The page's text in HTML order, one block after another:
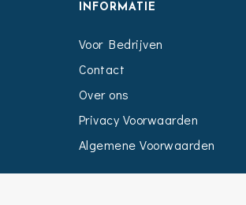
INFORMATIE
Voor Bedrijven
Contact
Over ons
Privacy Voorwaarden
Algemene Voorwaarden